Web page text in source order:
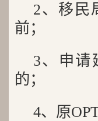
2、移民
前；
3、申请
的；
4、原